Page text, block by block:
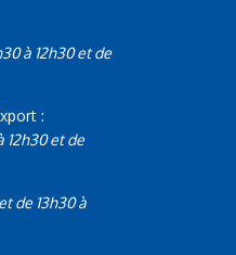
à 12h30 et de
:
12h30 et de
de 13h30 à